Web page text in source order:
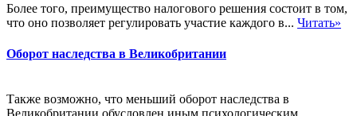
Более того, преимущество налогового решения состоит в том,
что оно позволяет регулировать участие каждого в... Читать»
Оборот наследства в Великобритании
Также возможно, что меньший оборот наследства в
Великобритании обусловлен иным психологическим